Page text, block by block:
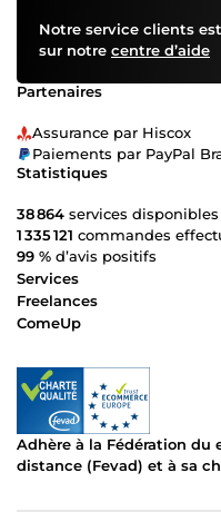
Notre service clients
sur notre centre d’aide
Partenaires
Assurance par Hiscox
Paiements par PayPal
Statistiques
38 864 services disponibles
1 335 121 commandes
99 % d’avis positifs
Services
Freelances
ComeUp
Adhère à la Fédération du
distance (Fevad) et à sa